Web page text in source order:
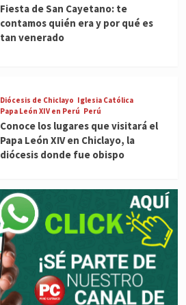
Fiesta de San Cayetano: te
contamos quién era y por qué es
tan venerado
Diócesis de Chiclayo Iglesia Católica
Papa León XIV en Perú Perú
Conoce los lugares que visitará el
Papa León XIV en Chiclayo, la
diócesis donde fue obispo